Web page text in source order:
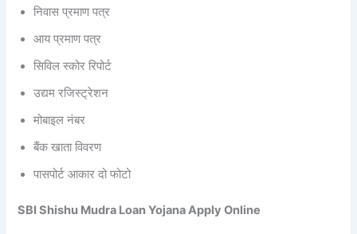
निवास प्रमाण पत्र
आय प्रमाण पत्र
सिविल स्कोर रिपोर्ट
उद्यम रजिस्ट्रेशन
मोबाइल नंबर
बैंक खाता विवरण
पासपोर्ट आकार दो फोटो
SBI Shishu Mudra Loan Yojana Apply Online